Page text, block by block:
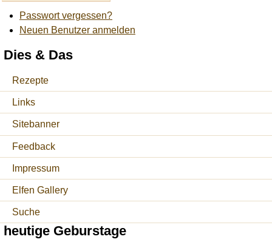
Passwort vergessen?
Neuen Benutzer anmelden
Dies & Das
Rezepte
Links
Sitebanner
Feedback
Impressum
Elfen Gallery
Suche
heutige Geburstage